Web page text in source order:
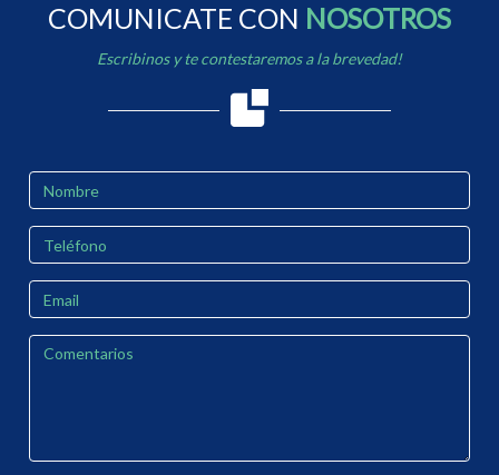
COMUNICATE CON NOSOTROS
Escribinos y te contestaremos a la brevedad!